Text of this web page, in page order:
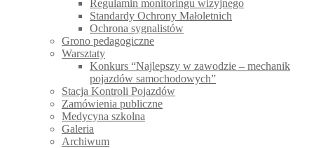
Regulamin monitoringu wizyjnego
Standardy Ochrony Małoletnich
Ochrona sygnalistów
Grono pedagogiczne
Warsztaty
Konkurs “Najlepszy w zawodzie – mechanik
pojazdów samochodowych”
Stacja Kontroli Pojazdów
Zamówienia publiczne
Medycyna szkolna
Galeria
Archiwum